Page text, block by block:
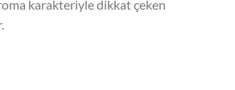
karakteriyle dikkat çeken